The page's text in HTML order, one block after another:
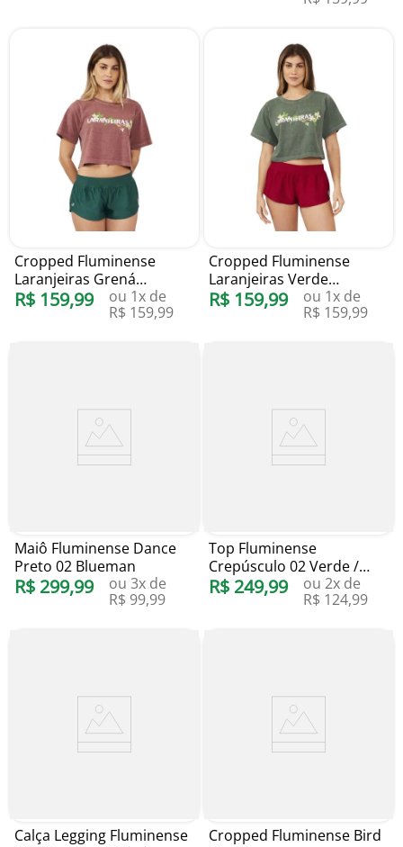
Cropped Fluminense
Laranjeiras Grená
Estonado Blueman
R$ 159,99 ou 1x de
R$ 159,99
Cropped Fluminense
Laranjeiras Verde
Estonado Blueman
R$ 159,99 ou 1x de
R$ 159,99
Maiô Fluminense Dance
Preto 02 Blueman
R$ 299,99 ou 3x de
R$ 99,99
Top Fluminense
Crepúsculo 02 Verde /
Grená Blueman
R$ 249,99 ou 2x de
R$ 124,99
Calça Legging Fluminense
Cropped Fluminense Bird